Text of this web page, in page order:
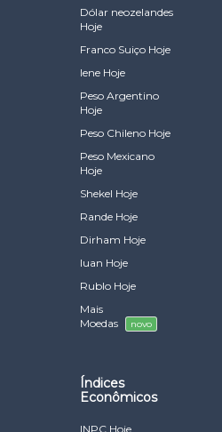
Dólar neozelandes
Hoje
Franco Suiço Hoje
Iene Hoje
Peso Argentino
Hoje
Peso Chileno Hoje
Peso Mexicano
Hoje
Shekel Hoje
Rande Hoje
Dirham Hoje
Iuan Hoje
Rublo Hoje
Mais
Moedas
novo
Índices
Econômicos
INPC Hoje